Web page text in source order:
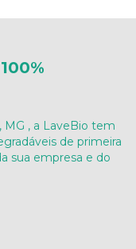
MG , a LaveBio tem
de primeira
sua empresa e do